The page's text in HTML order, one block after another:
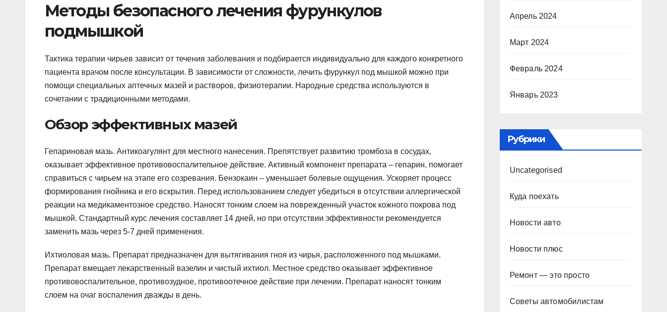
Методы безопасного лечения фурункулов
подмышкой
Тактика терапии чирьев зависит от течения заболевания и подбирается индивидуально для каждого конкретного
пациента врачом после консультации. В зависимости от сложности, лечить фурункул под мышкой можно при
помощи специальных аптечных мазей и растворов, физиотерапии. Народные средства используются в
сочетании с традиционными методами.
Обзор эффективных мазей
Гепариновая мазь. Антикоагулянт для местного нанесения. Препятствует развитию тромбоза в сосудах,
оказывает эффективное противовоспалительное действие. Активный компонент препарата – гепарин, помогает
справиться с чирьем на этапе его созревания. Бензокаин – уменьшает болевые ощущения. Ускоряет процесс
формирования гнойника и его вскрытия. Перед использованием следует убедиться в отсутствии аллергической
реакции на медикаментозное средство. Наносят тонким слоем на поврежденный участок кожного покрова под
мышкой. Стандартный курс лечения составляет 14 дней, но при отсутствии эффективности рекомендуется
заменить мазь через 5-7 дней применения.
Ихтиоловая мазь. Препарат предназначен для вытягивания гноя из чирья, расположенного под мышками.
Препарат вмещает лекарственный вазелин и чистый ихтиол. Местное средство оказывает эффективное
противовоспалительное, противозудное, противоотечное действие при лечении. Препарат наносят тонким
слоем на очаг воспаления дважды в день.
Апрель 2024
Март 2024
Февраль 2024
Январь 2023
Рубрики
Uncategorised
Куда поехать
Новости авто
Новости плюс
Ремонт — это просто
Советы автомобилистам